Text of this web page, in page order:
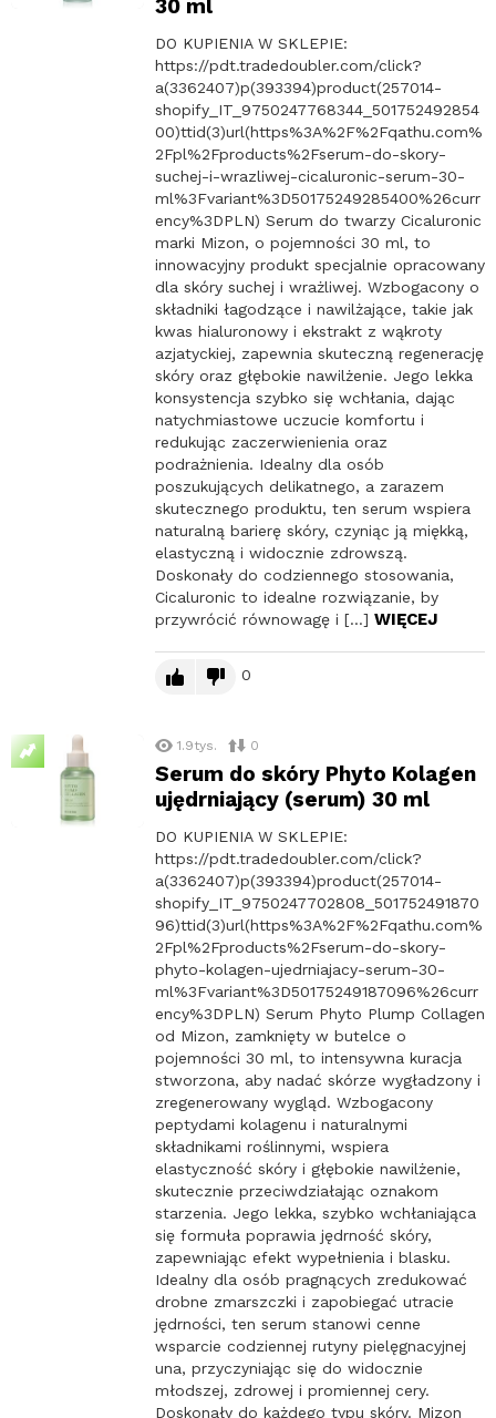
30 ml
DO KUPIENIA W SKLEPIE:
https://pdt.tradedoubler.com/click?
a(3362407)p(393394)product(257014-
shopify_IT_9750247768344_501752492854
00)ttid(3)url(https%3A%2F%2Fqathu.com%
2Fpl%2Fproducts%2Fserum-do-skory-
suchej-i-wrazliwej-cicaluronic-serum-30-
ml%3Fvariant%3D50175249285400%26curr
ency%3DPLN) Serum do twarzy Cicaluronic
marki Mizon, o pojemności 30 ml, to
innowacyjny produkt specjalnie opracowany
dla skóry suchej i wrażliwej. Wzbogacony o
składniki łagodzące i nawilżające, takie jak
kwas hialuronowy i ekstrakt z wąkroty
azjatyckiej, zapewnia skuteczną regenerację
skóry oraz głębokie nawilżenie. Jego lekka
konsystencja szybko się wchłania, dając
natychmiastowe uczucie komfortu i
redukując zaczerwienienia oraz
podrażnienia. Idealny dla osób
poszukujących delikatnego, a zarazem
skutecznego produktu, ten serum wspiera
naturalną barierę skóry, czyniąc ją miękką,
elastyczną i widocznie zdrowszą.
Doskonały do codziennego stosowania,
Cicaluronic to idealne rozwiązanie, by
przywrócić równowagę i […] WIĘCEJ
0
1.9tys. 0
Serum do skóry Phyto Kolagen
ujędrniający (serum) 30 ml
DO KUPIENIA W SKLEPIE:
https://pdt.tradedoubler.com/click?
a(3362407)p(393394)product(257014-
shopify_IT_9750247702808_501752491870
96)ttid(3)url(https%3A%2F%2Fqathu.com%
2Fpl%2Fproducts%2Fserum-do-skory-
phyto-kolagen-ujedrniajacy-serum-30-
ml%3Fvariant%3D50175249187096%26curr
ency%3DPLN) Serum Phyto Plump Collagen
od Mizon, zamknięty w butelce o
pojemności 30 ml, to intensywna kuracja
stworzona, aby nadać skórze wygładzony i
zregenerowany wygląd. Wzbogacony
peptydami kolagenu i naturalnymi
składnikami roślinnymi, wspiera
elastyczność skóry i głębokie nawilżenie,
skutecznie przeciwdziałając oznakom
starzenia. Jego lekka, szybko wchłaniająca
się formuła poprawia jędrność skóry,
zapewniając efekt wypełnienia i blasku.
Idealny dla osób pragnących zredukować
drobne zmarszczki i zapobiegać utracie
jędrności, ten serum stanowi cenne
wsparcie codziennej rutyny pielęgnacyjnej
una, przyczyniając się do widocznie
młodszej, zdrowej i promiennej cery.
Doskonały do każdego typu skóry. Mizon